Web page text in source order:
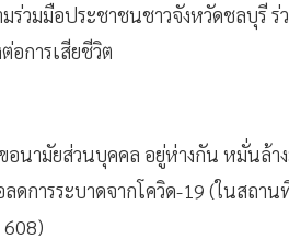
มร่วมมือประชาชนชาวจังหวัดชลบุรี
อการเสียชีวิต
อนามัยส่วนบุคคล อยู่ห่างกัน หมั่นล้า
ดการระบาดจากโควิด-19 (ในสถา
608)